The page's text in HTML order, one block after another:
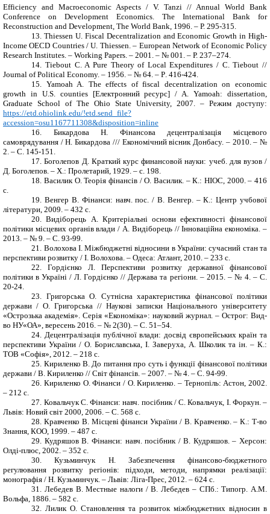
Efficiency and Macroeconomic Aspects / V. Tanzi // Annual World Bank
Conference on Development Economics. The International Bank for
Reconstruction and Development, The World Bank, 1996. – Р. 295-315.
13. Thiessen U. Fiscal Decentralization and Economic Growth in High-
Income OECD Countries / U. Thiessen. – European Network of Economic Policy
Research Institutes. – Working Papers. – 2001. – № 001. – Р. 237–274.
14. Tiebout C. A Pure Theory of Local Expenditures / C. Tiebout //
Journal of Political Economy. – 1956. – № 64. – Р. 416-424.
15. Yamoah A. The effects of fiscal decentralization on economic
growth in U.S. counties
[Електронний ресурс] / A. Yamoah: dissertation,
Graduate School of The Ohio State University, 2007. – Режим доступу:
https://etd.ohiolink.edu/!etd.send_file?
accession=osu1167711308&disposition=inline
16.
Бикардова Н. Фінансова децентралізація місцевого
самоврядування / Н. Бикардова /// Економічний вісник Донбасу. – 2010. – №
2. – С. 145-151.
17. Боголепов Д. Краткий курс финансовой науки: учеб. для вузов /
Д. Боголепов. – Х.: Пролетарий, 1929. – с. 198.
18. Василик О. Теорія фінансів / О. Василик. – К.: НІОС, 2000. – 416
с.
19. Венгер В. Фінанси: навч. пос. / В. Венгер. –К.: Центр учбової
літератури, 2009. – 432 с.
20. Видіборець А. Критеріальні основи ефективності фінансової
політики місцевих органів влади / А. Видіборець // Інноваційна економіка. –
2013. – № 9. – С. 93-99.
21. Волохова І. Міжбюджетні відносини в України: сучасний стан та
перспективи розвитку / І. Волохова. – Одеса: Атлант, 2010. – 233 с.
22.
Гордієнко Л. Перспективи розвитку державної фінансової
політики в Україні / Л. Гордієнко // Держава та регіони. – 2015. – № 4. – С.
20-24.
23. Григорська О. Сутнісна характеристика фінансової політики
держави / О. Григорська // Наукові записки Національного університету
«Острозька академія». Серія «Економіка»: науковий журнал. – Острог: Вид-
во НУ«ОА», вересень 2016. – № 2(30). – С. 51–54.
24. Децентралізація публічної влади: досвід європейських країн та
перспективи України / О. Бориславська, І. Заверуха, А. Школик та ін. – К.:
ТОВ «Софія», 2012. – 218 с.
25. Кириленко В. До питання про суть і функції фінансової політики
держави / В. Кириленко // Світ фінансів. – 2007. – № 4. – С. 94-99.
26. Кириленко О. Фінанси / О. Кириленко. – Тернопіль: Астон, 2002.
– 212 с.
27. Ковальчук С. Фінанси: навч. посібник / С. Ковальчук, І. Форкун. –
Львів: Новий світ 2000, 2006. – С. 568 с.
28. Кравченко В. Місцеві фінанси України / В. Кравченко. – К.: Т-во
Знання, КОО, 1999. – 487 с.
29. Кудряшов В. Фінанси: навч. посібник / В. Кудряшов. – Херсон:
Олді-плюс, 2002. – 352 с.
30.
Кузьминчук Н. Забезпечення фінансово-бюджетного
регулювання розвитку регіонів: підходи, методи, напрямки реалізації:
монографія / Н. Кузьминчук. – Львів: Ліга-Прес, 2012. – 624 с.
31. Лебедев В. Местные налоги / В. Лебедев – СПб.: Типогр. А.М.
Вольфа, 1886. – 582 с.
32. Лилик О. Становлення та розвиток міжбюджетних відносин в